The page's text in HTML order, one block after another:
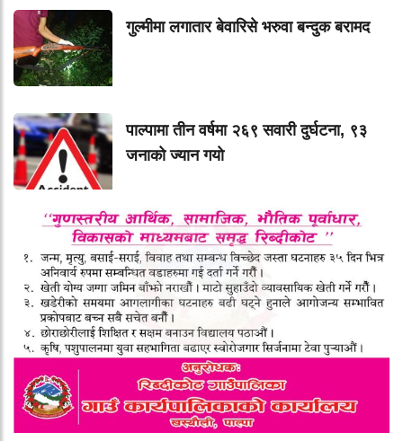
गुल्मीमा लगातार बेवारिसे भरुवा बन्दुक बरामद
पाल्पामा तीन वर्षमा २६९ सवारी दुर्घटना, ९३
जनाको ज्यान गयाे